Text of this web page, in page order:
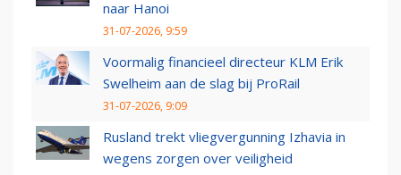
naar Hanoi
31-07-2026, 9:59
Voormalig financieel directeur KLM Erik
Swelheim aan de slag bij ProRail
31-07-2026, 9:09
Rusland trekt vliegvergunning Izhavia in
wegens zorgen over veiligheid